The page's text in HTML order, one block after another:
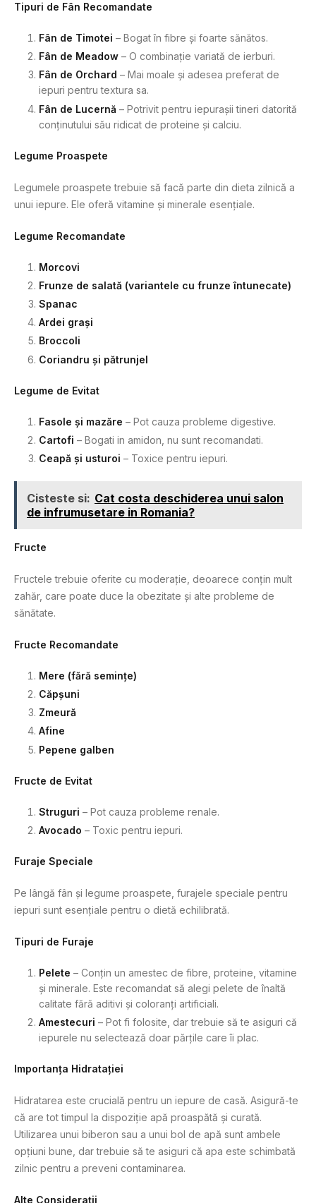
Tipuri de Fân Recomandate
Fân de Timotei – Bogat în fibre și foarte sănătos.
Fân de Meadow – O combinație variată de ierburi.
Fân de Orchard – Mai moale și adesea preferat de
iepuri pentru textura sa.
Fân de Lucernă – Potrivit pentru iepurașii tineri datorită
conținutului său ridicat de proteine și calciu.
Legume Proaspete
Legumele proaspete trebuie să facă parte din dieta zilnică a
unui iepure. Ele oferă vitamine și minerale esențiale.
Legume Recomandate
Morcovi
Frunze de salată (variantele cu frunze întunecate)
Spanac
Ardei grași
Broccoli
Coriandru și pătrunjel
Legume de Evitat
Fasole și mazăre – Pot cauza probleme digestive.
Cartofi – Bogati in amidon, nu sunt recomandati.
Ceapă și usturoi – Toxice pentru iepuri.
Cisteste si: Cat costa deschiderea unui salon
de infrumusetare in Romania?
Fructe
Fructele trebuie oferite cu moderație, deoarece conțin mult
zahăr, care poate duce la obezitate și alte probleme de
sănătate.
Fructe Recomandate
Mere (fără semințe)
Căpșuni
Zmeură
Afine
Pepene galben
Fructe de Evitat
Struguri – Pot cauza probleme renale.
Avocado – Toxic pentru iepuri.
Furaje Speciale
Pe lângă fân și legume proaspete, furajele speciale pentru
iepuri sunt esențiale pentru o dietă echilibrată.
Tipuri de Furaje
Pelete – Conțin un amestec de fibre, proteine, vitamine
și minerale. Este recomandat să alegi pelete de înaltă
calitate fără aditivi și coloranți artificiali.
Amestecuri – Pot fi folosite, dar trebuie să te asiguri că
iepurele nu selectează doar părțile care îi plac.
Importanța Hidratației
Hidratarea este crucială pentru un iepure de casă. Asigură-te
că are tot timpul la dispoziție apă proaspătă și curată.
Utilizarea unui biberon sau a unui bol de apă sunt ambele
opțiuni bune, dar trebuie să te asiguri că apa este schimbată
zilnic pentru a preveni contaminarea.
Alte Considerații